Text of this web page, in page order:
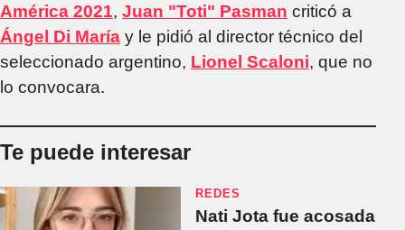
América 2021, Juan "Toti" Pasman criticó a
Ángel Di María y le pidió al director técnico del
seleccionado argentino, Lionel Scaloni, que no
lo convocara.
Te puede interesar
REDES
Nati Jota fue acosada